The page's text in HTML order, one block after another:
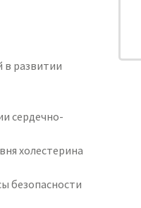
в развитии
сердечно-
холестерина
безопасности